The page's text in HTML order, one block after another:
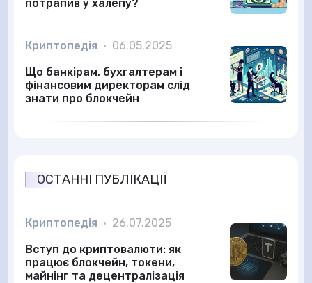
потрапив у халепу?
Криптопедія • 06.05.2025
Що банкірам, бухгалтерам і
фінансовим директорам слід
знати про блокчейн
ОСТАННІ ПУБЛІКАЦІЇ
Криптопедія • 26.07.2025
Вступ до криптовалюти: як
працює блокчейн, токени,
майнінг та децентралізація